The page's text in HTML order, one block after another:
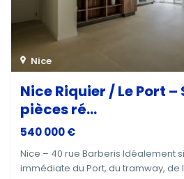
Nice
Nice Riquier / Le Port –
pièces ré...
540 000 €
Nice – 40 rue Barberis Idéalement
immédiate du Port, du tramway, de